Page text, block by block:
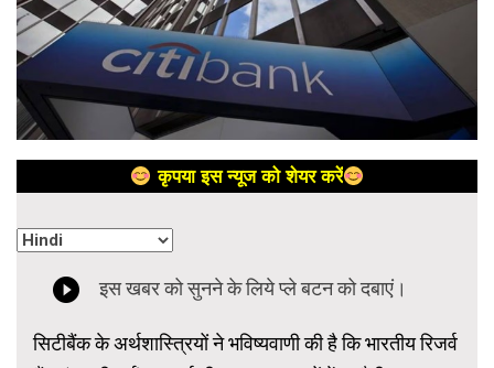
कृपया इस न्यूज को शेयर करें
सिटीबैंक के अर्थशास्त्रियों ने भविष्यवाणी की है कि भारतीय रिजर्व